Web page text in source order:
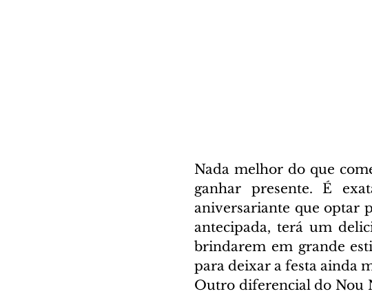
Nada melhor do que
ganhar presente. É
aniversariante que optar
antecipada, terá um
brindarem em grande
para deixar a festa ainda
Outro diferencial do Nou